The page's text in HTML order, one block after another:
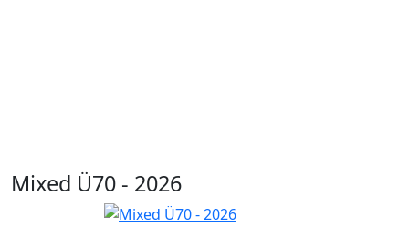
Mixed Ü70 - 2026